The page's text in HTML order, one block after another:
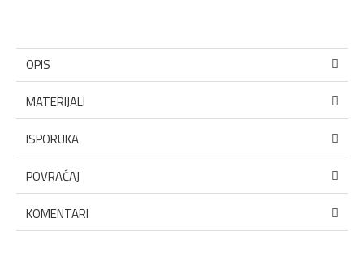
OPIS
MATERIJALI
ISPORUKA
POVRAĆAJ
KOMENTARI